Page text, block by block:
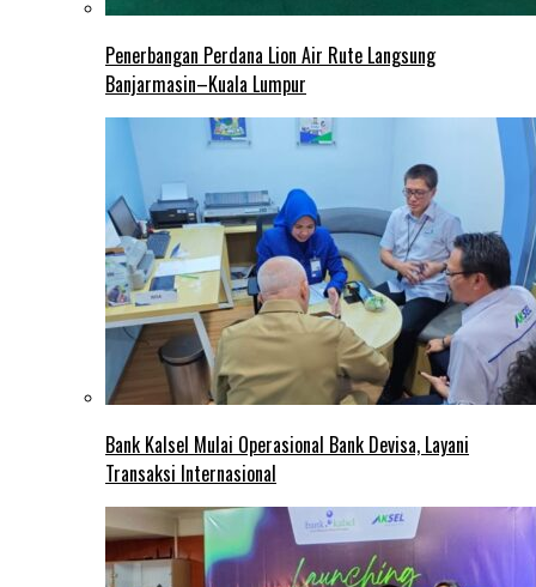
Penerbangan Perdana Lion Air Rute Langsung
Banjarmasin–Kuala Lumpur
Bank Kalsel Mulai Operasional Bank Devisa, Layani
Transaksi Internasional